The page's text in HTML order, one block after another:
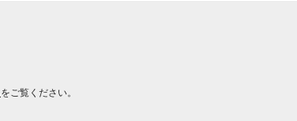
をご覧ください。